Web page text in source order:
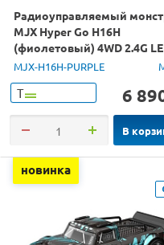
Радиоуправляемый
MJX Hyper Go H16H
(фиолетовый) 4WD 2.4G
GPS 1/16 RTR
MJX-H16H-PURPLE
Т 6
В
новинка